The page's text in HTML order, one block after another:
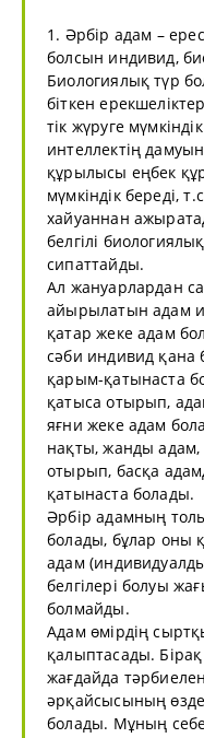
1. Әрбір адам –
болсын индивид,
Биологиялық түр
біткен
тік жүруге
интеллектің
құрылысы еңбек
мүмкіндік береді,
хайуаннан
белгілі
сипаттайды.
Ал жануарлардан
айырылатын адам
қатар жеке адам
сәби индивид
қарым-қатынаста
қатыса отырып,
яғни жеке адам
нақты, жанды адам,
отырып, басқа
қатынаста болады.
Әрбір адамның
болады, бұлар оны
адам
белгілері болуы
болмайды.
Адам өмірдің
қалыптасады.
жағдайда
әрқайсысының
болады. Мұның